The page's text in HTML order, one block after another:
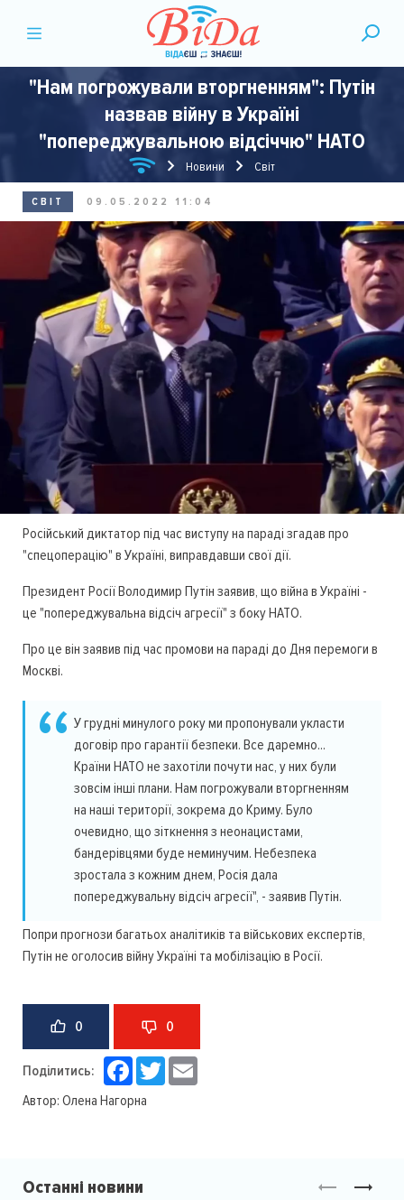
"Нам погрожували вторгненням": Путін
назвав війну в Україні
"попереджувальною відсіччю" НАТО
Новини Світ
СВІТ 09.05.2022 11:04
Російський диктатор під час виступу на параді згадав про
"спецоперацію" в Україні, виправдавши свої дії.
Президент Росії Володимир Путін заявив, що війна в Україні -
це "попереджувальна відсіч агресії" з боку НАТО.
Про це він заявив під час промови на параді до Дня перемоги в
Москві.
У грудні минулого року ми пропонували укласти
договір про гарантії безпеки. Все даремно...
Країни НАТО не захотіли почути нас, у них були
зовсім інші плани. Нам погрожували вторгненням
на наші території, зокрема до Криму. Було
очевидно, що зіткнення з неонацистами,
бандерівцями буде неминучим. Небезпека
зростала з кожним днем, Росія дала
попереджувальну відсіч агресії", - заявив Путін.
Попри прогнози багатьох аналітиків та військових експертів,
Путін не оголосив війну Україні та мобілізацію в Росії.
0 0
Поділитись: Facebook
Twitter
Автор: Олена Нагорна
Останні новини